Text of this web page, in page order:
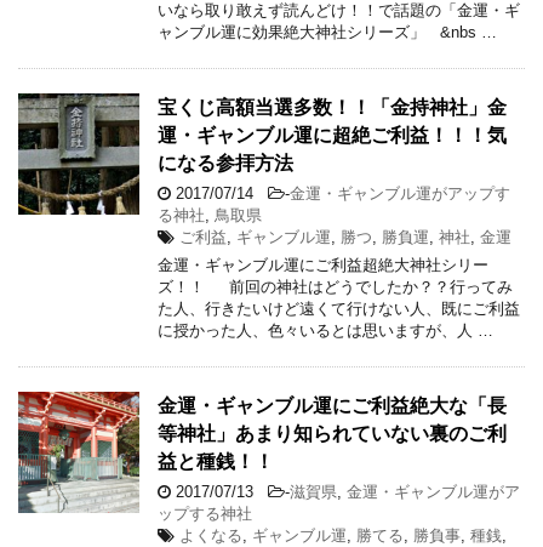
いなら取り敢えず読んどけ！！で話題の「金運・ギ
ャンブル運に効果絶大神社シリーズ」 &nbs …
宝くじ高額当選多数！！「金持神社」金
運・ギャンブル運に超絶ご利益！！！気
になる参拝方法
2017/07/14 -金運・ギャンブル運がアップす
る神社, 鳥取県
ご利益, ギャンブル運, 勝つ, 勝負運, 神社, 金運
金運・ギャンブル運にご利益超絶大神社シリー
ズ！！ 前回の神社はどうでしたか？？行ってみ
た人、行きたいけど遠くて行けない人、既にご利益
に授かった人、色々いるとは思いますが、人 …
金運・ギャンブル運にご利益絶大な「長
等神社」あまり知られていない裏のご利
益と種銭！！
2017/07/13 -滋賀県, 金運・ギャンブル運がア
ップする神社
よくなる, ギャンブル運, 勝てる, 勝負事, 種銭,